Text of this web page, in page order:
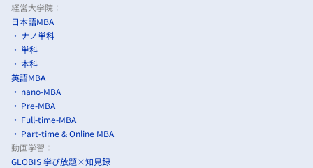
経営大学院：
日本語MBA
ナノ単科
単科
本科
英語MBA
nano-MBA
Pre-MBA
Full-time-MBA
Part-time & Online MBA
動画学習：
GLOBIS 学び放題×知見録